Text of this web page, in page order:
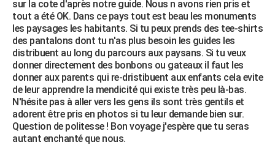
sur la cote d'après notre guide. Nous n avons rien pris et
tout a été OK. Dans ce pays tout est beau les monuments
les paysages les habitants. Si tu peux prends des tee-shirts
des pantalons dont tu n'as plus besoin les guides les
distribuent au long du parcours aux paysans. Si tu veux
donner directement des bonbons ou gateaux il faut les
donner aux parents qui re-dristibuent aux enfants cela evite
de leur apprendre la mendicité qui existe très peu là-bas.
N'hésite pas à aller vers les gens ils sont très gentils et
adorent être pris en photos si tu leur demande bien sur.
Question de politesse ! Bon voyage j'espère que tu seras
autant enchanté que nous.